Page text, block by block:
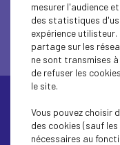
mesurer l'audience
des statistiques
expérience
partage sur les
ne sont transmises
de refuser les
le site.
Vous pouvez choisir
des cookies (sauf
nécessaires au